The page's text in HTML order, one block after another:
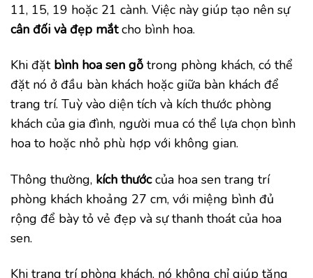
11, 15, 19 hoặc 21 cành. Việc này giúp tạo nên sự
cân đối và đẹp mắtcho bình hoa.
Khi đặt bình hoa sen gỗ trong phòng khách, có thể
đặt nó ở đầu bàn khách hoặc giữa bàn khách để
trang trí. Tuỳ vào diện tích và kích thước phòng
khách của gia đình, người mua có thể lựa chọn bình
hoa to hoặc nhỏ phù hợp với không gian.
Thông thường, kích thướccủa hoa sen trang trí
phòng khách khoảng 27 cm, với miệng bình đủ
rộng để bày tỏ vẻ đẹp và sự thanh thoát của hoa
sen.
Khi trang trí phòng khách, nó không chỉ giúp tăng